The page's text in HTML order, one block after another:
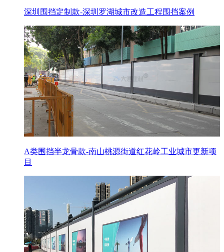
深圳围挡定制款-深圳罗湖城市改造工程围挡案例
A类围挡半龙骨款-南山桃源街道红花岭工业城市更新项
目